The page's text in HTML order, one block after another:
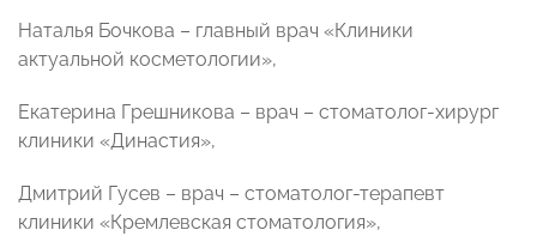
Наталья Бочкова – главный врач «Клиники
актуальной косметологии»,
Екатерина Грешникова – врач – стоматолог-хирург
клиники «Династия»,
Дмитрий Гусев – врач – стоматолог-терапевт
клиники «Кремлевская стоматология»,